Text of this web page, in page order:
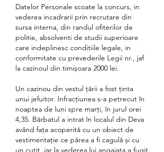
Datelor Personale scoate la concurs, in
vederea incadrarii prin recrutare din
sursa interna, din randul ofiterilor de
politie, absolventi de studii superioare
care indeplinesc conditiile legale, in
conformitate cu prevederile Legii nr., jaf
la cazinoul din timișoara 2000 lei.
Un cazinou din vestul ţării a fost ţinta
unui jefuitor. Infracţiunea s-a petrecut în
noaptea de luni spre marţi, în jurul orei
4,35. Bărbatul a intrat în localul din Deva
având fața acoperită cu un obiect de
vestimentație ce părea a fi cagulă și cu
un cuțit, iar la vederea lui angajata a fugit